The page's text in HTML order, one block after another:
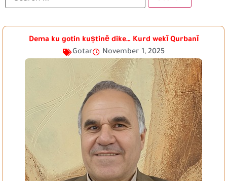
Dema ku gotin kuștinȇ dike… Kurd wekȋ Qurbanȋ
Gotar
November 1, 2025